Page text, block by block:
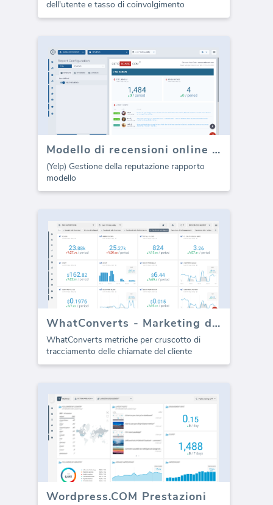
dell'utente e tasso di coinvolgimento
Modello di recensioni online di Yelp (Report)
(Yelp) Gestione della reputazione rapporto
modello
WhatConverts - Marketing dashboard
WhatConverts metriche per cruscotto di
tracciamento delle chiamate del cliente
Wordpress.COM Prestazioni